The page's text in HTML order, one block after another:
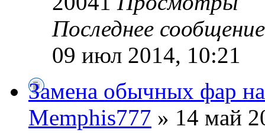
Последнее
09 июл 2014, 10:21
Замена обычных фар
Memphis777 » 14 май